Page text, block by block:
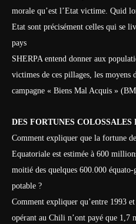
morale qu’est l’Etat victime. Quid
Etat sont précisément celles qui se
pays
SHERPA entend donner aux
victimes de ces pillages, les moyens
campagne « Biens Mal Acquis »
DES FORTUNES COLOSSALES
Comment expliquer que la fortune
Equatoriale est estimée à 600
moitié des quelques 600.000 équato-
potable ?
Comment expliquer qu’entre 1993
opérant au Chili n’ont payé que 1,7